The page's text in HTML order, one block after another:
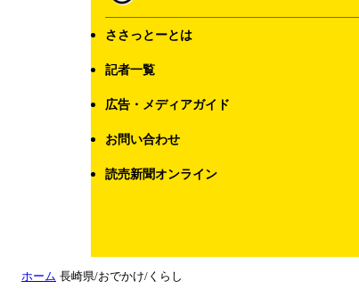
ささっとーとは
記者一覧
広告・メディアガイド
お問い合わせ
読売新聞オンライン
ホーム 長崎県/おでかけ/くらし